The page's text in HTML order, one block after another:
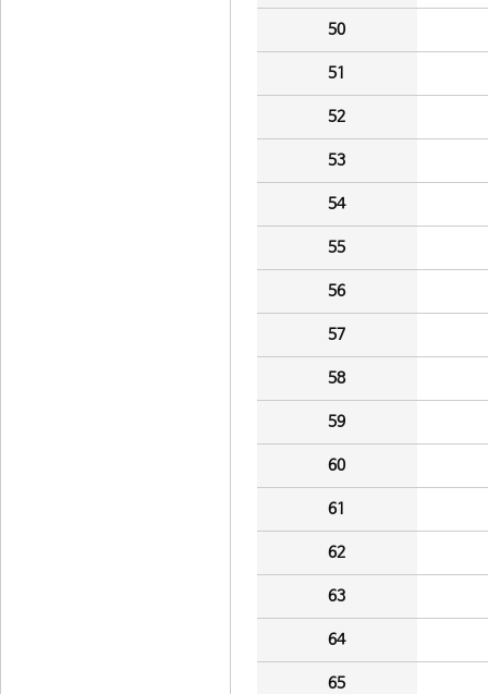
50
51
52
53
54
55
56
57
58
59
60
61
62
63
64
65